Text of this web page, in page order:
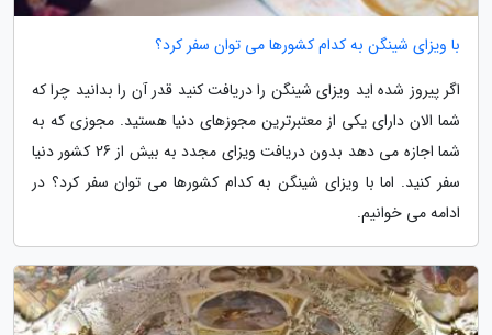
با ویزای شینگن به کدام کشورها می توان سفر کرد؟
اگر پیروز شده اید ویزای شینگن را دریافت کنید قدر آن را بدانید چرا که
شما الان دارای یکی از معتبرترین مجوزهای دنیا هستید. مجوزی که به
شما اجازه می دهد بدون دریافت ویزای مجدد به بیش از 26 کشور دنیا
سفر کنید. اما با ویزای شینگن به کدام کشورها می توان سفر کرد؟ در
ادامه می خوانیم.